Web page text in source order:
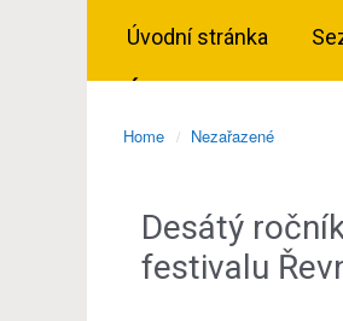
Úvodní stránka
Home Nezařazené
Desátý
festivalu